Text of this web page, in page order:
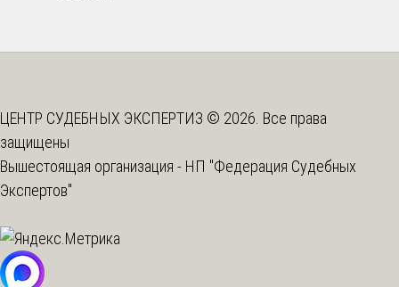
ЦЕНТР СУДЕБНЫХ ЭКСПЕРТИЗ © 2026. Все права
защищены
Вышестоящая организация - НП "Федерация Судебных
Экспертов"